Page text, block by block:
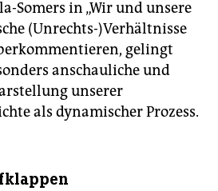
Somers in „Wir und unsere
(Unrechts-)Verhältnisse
gelingt
anschauliche und
unserer
als dynamischer Prozess.